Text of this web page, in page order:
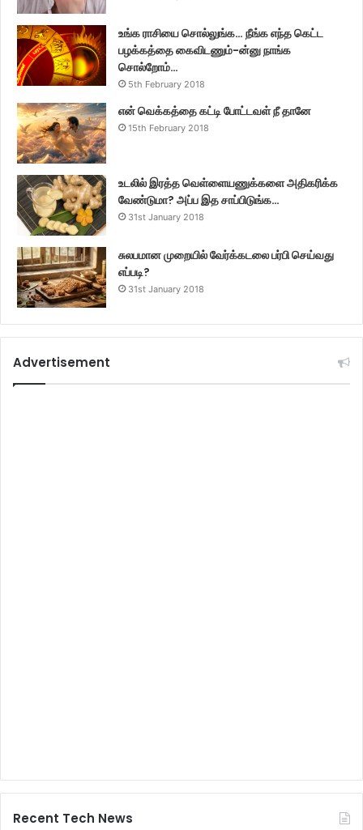
உங்க ராசியை சொல்லுங்க… நீங்க எந்த கெட்ட
பழக்கத்தை கைவிடணும்-ன்னு நாங்க
சொல்றோம்…
5th February 2018
என் வெக்கத்தை கட்டி போட்டவள் நீ தானே
15th February 2018
உடலில் இரத்த வெள்ளையணுக்களை அதிகரிக்க
வேண்டுமா? அப்ப இத சாப்பிடுங்க…
31st January 2018
சுலபமான முறையில் வேர்க்கடலை பர்பி செய்வது
எப்படி?
31st January 2018
Advertisement
Recent Tech News